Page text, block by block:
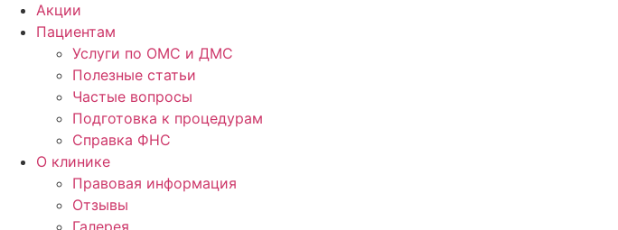
Акции
Пациентам
Услуги по ОМС и ДМС
Полезные статьи
Частые вопросы
Подготовка к процедурам
Справка ФНС
О клинике
Правовая информация
Отзывы